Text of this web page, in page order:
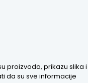
proizvoda, prikazu slika i
da su sve informacije